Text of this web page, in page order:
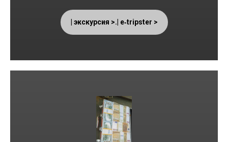
< экскурсия >.| e‑tripster |